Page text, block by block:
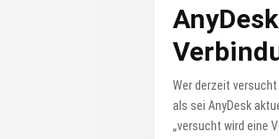
Wer derzeit
als sei AnyDesk
„versucht wird eine